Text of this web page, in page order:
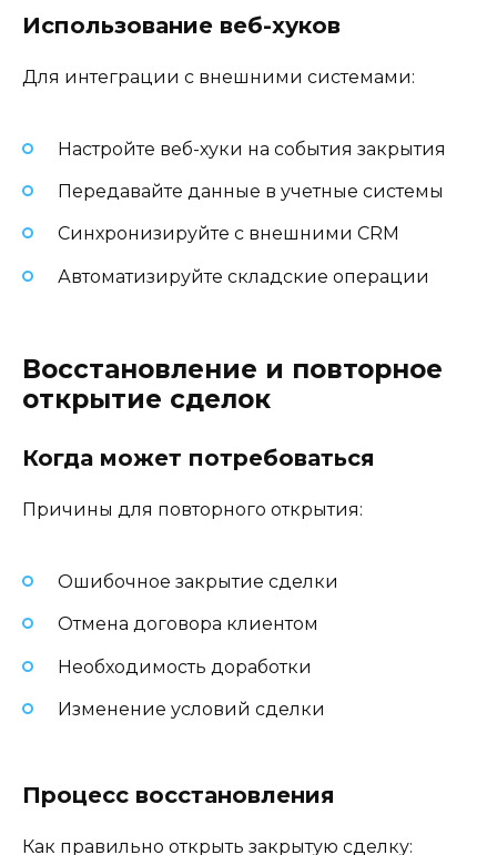
Использование веб-хуков
Для интеграции с внешними системами:
Настройте веб-хуки на события закрытия
Передавайте данные в учетные системы
Синхронизируйте с внешними CRM
Автоматизируйте складские операции
Восстановление и повторное
открытие сделок
Когда может потребоваться
Причины для повторного открытия:
Ошибочное закрытие сделки
Отмена договора клиентом
Необходимость доработки
Изменение условий сделки
Процесс восстановления
Как правильно открыть закрытую сделку: